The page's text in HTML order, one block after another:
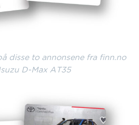
disse to annonsene fra finn.no
D-Max AT35